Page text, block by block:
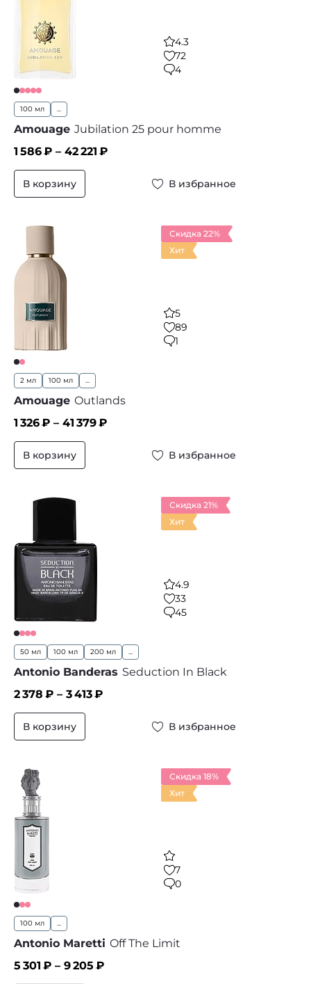
4.3
72
4
100 мл ...
Amouage Jubilation 25 pour homme
1 586₽ – 42 221 ₽
В корзину В избранное
Скидка 22%
Хит
5
89
1
2 мл 100 мл ...
Amouage Outlands
1 326₽ – 41 379₽
В корзину В избранное
Скидка 21%
Хит
4.9
33
45
50 мл 100 мл 200 мл ...
Antonio Banderas Seduction In Black
2 378 ₽ – 3 413₽
В корзину В избранное
Скидка 18%
Хит
7
0
100 мл ...
Antonio Maretti Off The Limit
5 301 ₽ – 9 205 ₽